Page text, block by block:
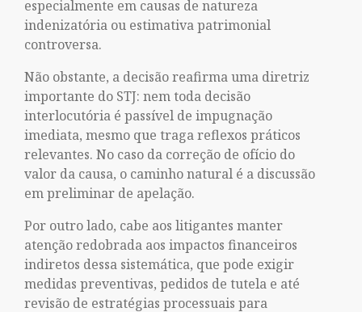
especialmente em causas de natureza
indenizatória ou estimativa patrimonial
controversa.
Não obstante, a decisão reafirma uma diretriz
importante do STJ: nem toda decisão
interlocutória é passível de impugnação
imediata, mesmo que traga reflexos práticos
relevantes. No caso da correção de ofício do
valor da causa, o caminho natural é a discussão
em preliminar de apelação.
Por outro lado, cabe aos litigantes manter
atenção redobrada aos impactos financeiros
indiretos dessa sistemática, que pode exigir
medidas preventivas, pedidos de tutela e até
revisão de estratégias processuais para